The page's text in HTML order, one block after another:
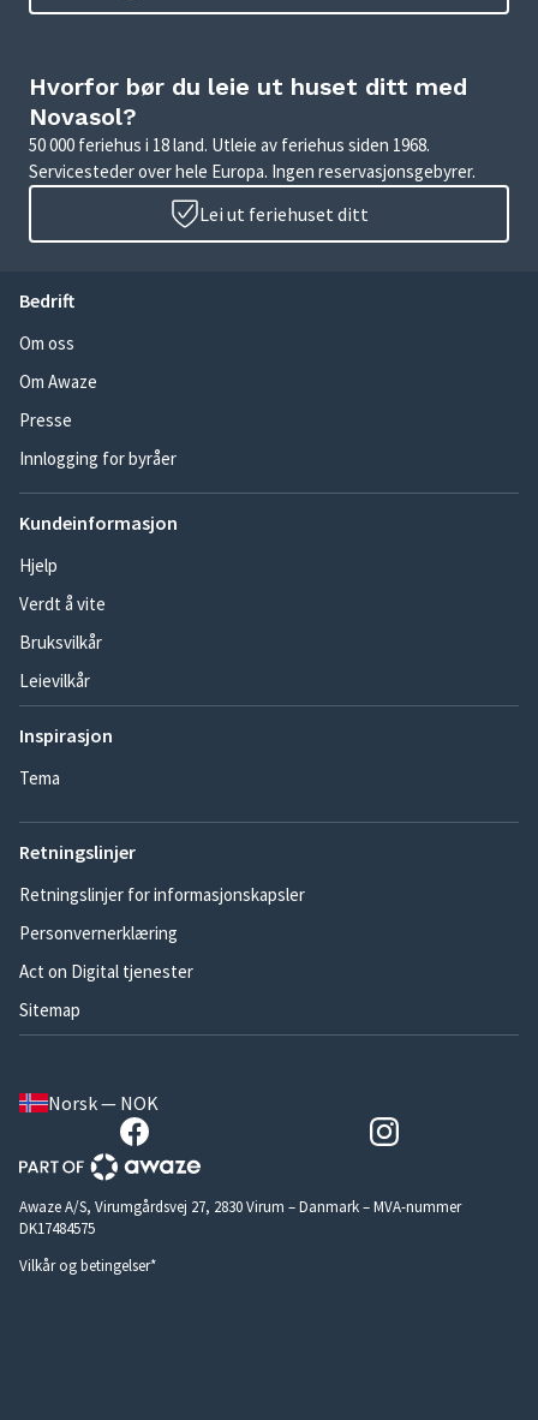
Hvorfor bør du leie ut huset ditt med
Novasol?
50 000 feriehus i 18 land. Utleie av feriehus siden 1968.
Servicesteder over hele Europa. Ingen reservasjonsgebyrer.
Lei ut feriehuset ditt
Bedrift
Om oss
Om Awaze
Presse
Innlogging for byråer
Kundeinformasjon
Hjelp
Verdt å vite
Bruksvilkår
Leievilkår
Inspirasjon
Tema
Retningslinjer
Retningslinjer for informasjonskapsler
Personvernerklæring
Act on Digital tjenester
Sitemap
Norsk — NOK
Awaze A/S, Virumgårdsvej 27, 2830 Virum – Danmark – MVA-nummer
DK17484575
Vilkår og betingelser*